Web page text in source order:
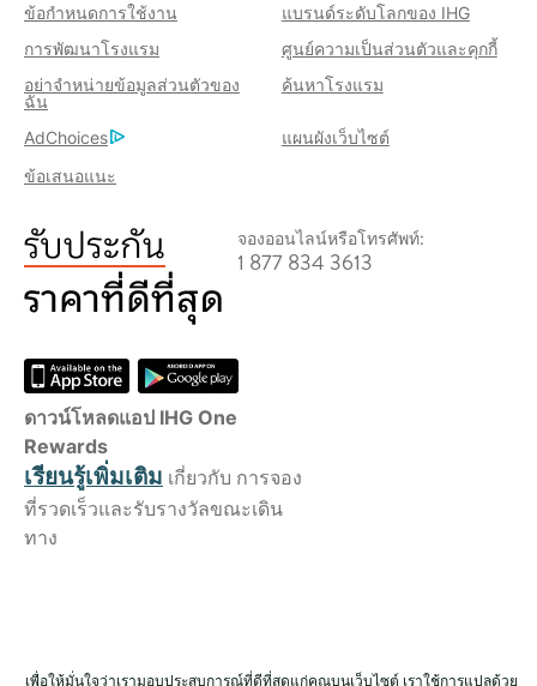
ข้อกำหนดการใช้งาน
แบรนด์ระดับโลกของ IHG
การพัฒนาโรงแรม
ศูนย์ความเป็นส่วนตัวและคุกกี้
อย่าจำหน่ายข้อมูลส่วนตัวของ
ฉัน
ค้นหาโรงแรม
AdChoices
แผนผังเว็บไซต์
ข้อเสนอแนะ
จองออนไลน์หรือโทรศัพท์:
1 877 834 3613
ดาวน์โหลดแอป IHG One
Rewards
เรียนรู้เพิ่มเติม เกี่ยวกับ การจอง
ที่รวดเร็วและรับรางวัลขณะเดิน
ทาง
เพื่อให้มั่นใจว่าเรามอบประสบการณ์ที่ดีที่สุดแก่คุณบนเว็บไซต์ เราใช้การแปลด้วย